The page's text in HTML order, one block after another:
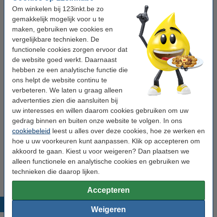
Om winkelen bij 123inkt.be zo
gemakkelijk mogelijk voor u te
maken, gebruiken we cookies en
vergelijkbare technieken. De
functionele cookies zorgen ervoor dat
de website goed werkt. Daarnaast
hebben ze een analytische functie die
ons helpt de website continu te
verbeteren. We laten u graag alleen
advertenties zien die aansluiten bij
uw interesses en willen daarom cookies gebruiken om uw
gedrag binnen en buiten onze website te volgen. In ons
cookiebeleid leest u alles over deze cookies, hoe ze werken en
hoe u uw voorkeuren kunt aanpassen. Klik op accepteren om
akkoord te gaan. Kiest u voor weigeren? Dan plaatsen we
alleen functionele en analytische cookies en gebruiken we
technieken die daarop lijken.
Accepteren
Weigeren
Type:
20 x 16 x 9 cm (HxLxB)
Kleur: grijs
Bekijk de specificaties en omschrijving
Bespaar bijna20%met ons huismerk
Direct leverbaar
Morgen in huis
€ 21,50 Bestellen
Tip: meebestellen
123inkt sleutelhangers assorti (100 stuks)
€ 9,50
123inkt sleutelhangers zwart (100 stuks)
€ 9,50